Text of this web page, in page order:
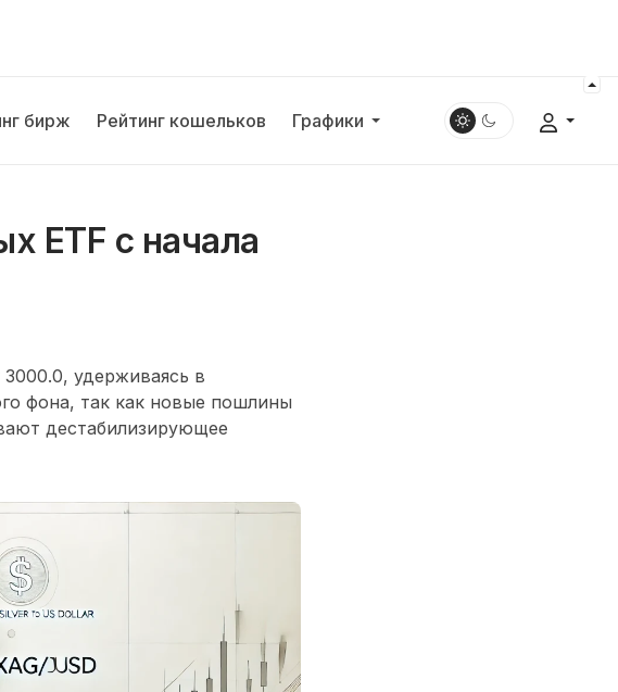
бирж Рейтинг кошельков Графики
ETF с начала
удерживаясь в
фона, так как новые пошлины
дестабилизирующее